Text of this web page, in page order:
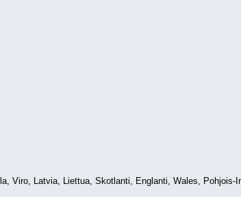
Viro, Latvia, Liettua, Skotlanti, Englanti, Wales,